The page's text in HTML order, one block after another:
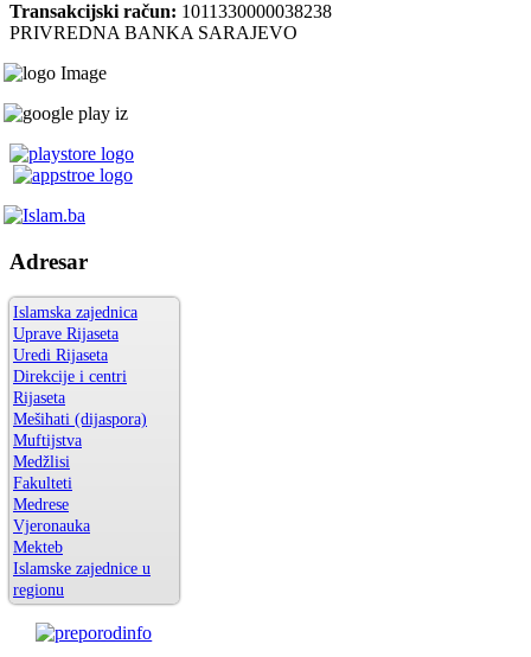
Transakcijski račun: 1011330000038238
PRIVREDNA BANKA SARAJEVO
Adresar
Islamska zajednica
Uprave Rijaseta
Uredi Rijaseta
Direkcije i centri
Rijaseta
Mešihati (dijaspora)
Muftijstva
Medžlisi
Fakulteti
Medrese
Vjeronauka
Mekteb
Islamske zajednice u
regionu